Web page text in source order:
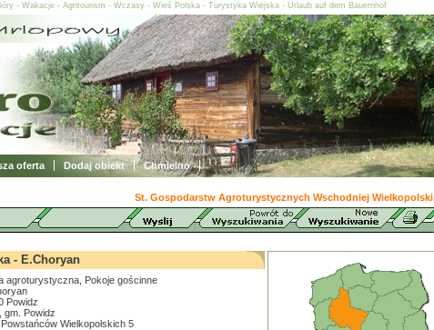
- Wakacje - Agritourism - Wczasy - Wieś Polska - Turystyka Wiejska - Urlaub auf dem Bauernhof
oferta Dodaj obiekt Chmielno
St. Gospodarstw Agroturystycznych Wschodniej Wielkopolski
- E.Choryan
agroturystyczna, Pokoje gościnne
Powidz
gm. Powidz
Wielkopolskich 5